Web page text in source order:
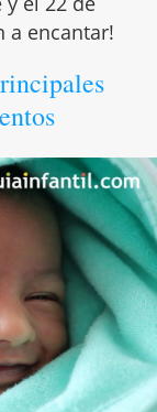
a encantar!